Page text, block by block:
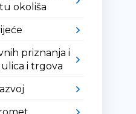
okoliša
priznanja i
i trgova